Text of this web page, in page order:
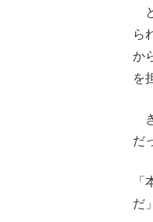
ら
か
を
だ
だ」